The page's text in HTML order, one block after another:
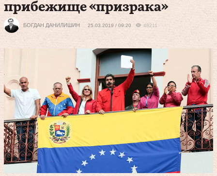
прибежище «призрака»
БОГДАН ДАНИЛИШИН 25.03.2019 / 09:20 48211